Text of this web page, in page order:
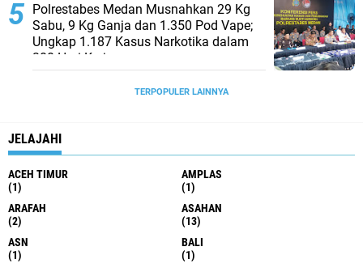
Polrestabes Medan Musnahkan 29 Kg
Sabu, 9 Kg Ganja dan 1.350 Pod Vape;
Ungkap 1.187 Kasus Narkotika dalam
300 Hari Kerja
TERPOPULER LAINNYA
JELAJAHI
ACEH TIMUR
(1)
AMPLAS
(1)
ARAFAH
(2)
ASAHAN
(13)
ASN
(1)
BALI
(1)